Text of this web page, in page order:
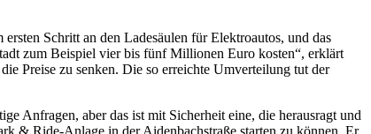
Schritt an den Ladesäulen für Elektroautos, und das
zum Beispiel vier bis fünf Millionen Euro kosten“, erklärt
Preise zu senken. Die so erreichte Umverteilung tut der
Anfragen, aber das ist mit Sicherheit eine, die herausragt und
& Ride-Anlage in der Aidenbachstraße starten zu können. Er